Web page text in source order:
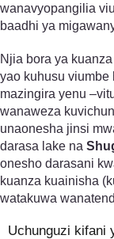
wanavyopangilia
baadhi ya
Njia bora ya
yao kuhusu viumbe
mazingira yenu
wanaweza
unaonesha jinsi
darasa lake na
onesho darasani
kuanza kuainisha
watakuwa
Uchunguzi kifani